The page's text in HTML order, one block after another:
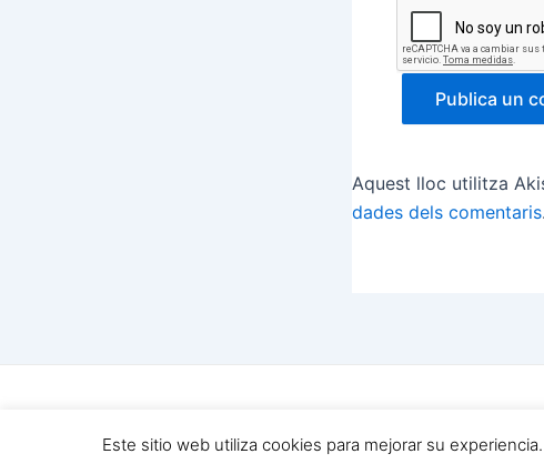
Aquest lloc utilitza
dades dels comentaris.
Este sitio web utiliza cookies para mejorar su